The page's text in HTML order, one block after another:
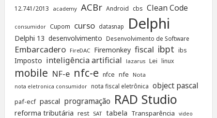
12.741/2013 academy ACBr Android cbs Clean Code
consumidor Cupom curso datasnap Delphi
Delphi 13 desenvolvimento Desenvolvimento de Software
Embarcadero FireDAC Firemonkey fiscal ibpt ibs
Imposto inteligência artificial lazarus Lei linux
mobile NF-e nfc-e nfce nfe Nota
nota eletronica consumidor nota fiscal eletrônica object pascal
paf-ecf pascal programação RAD Studio
reforma tributária rest SAT tabela Transparência video